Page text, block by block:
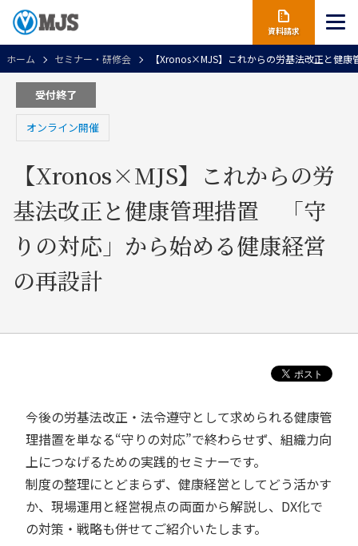
資料請求
ホーム セミナー・研修会 【Xronos×MJS】これからの労基法改正と健
受付終了
オンライン開催
【Xronos×MJS】これからの労
基法改正と健康管理措置 「守
りの対応」から始める健康経営
の再設計
今後の労基法改正・法令遵守として求められる健康管
理措置を単なる“守りの対応”で終わらせず、組織力向
上につなげるための実践的セミナーです。
制度の整理にとどまらず、健康経営としてどう活かす
か、現場運用と経営視点の両面から解説し、DX化で
の対策・戦略も併せてご紹介いたします。